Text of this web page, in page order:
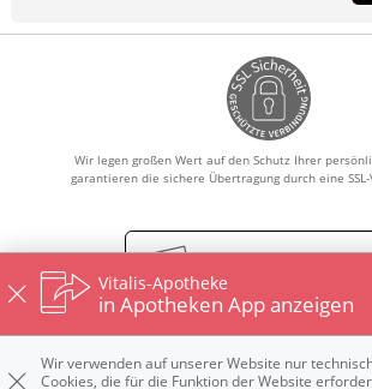
Wir legen großen Wert auf den Schutz Ihrer
garantieren die sichere Übertragung durch eine
Vertrag
Impressum Datenschutz
Vitalis-Apotheke
in Apotheken App anzeigen
Wir verwenden auf unserer Website nur
Cookies, die für die Funktion der Website